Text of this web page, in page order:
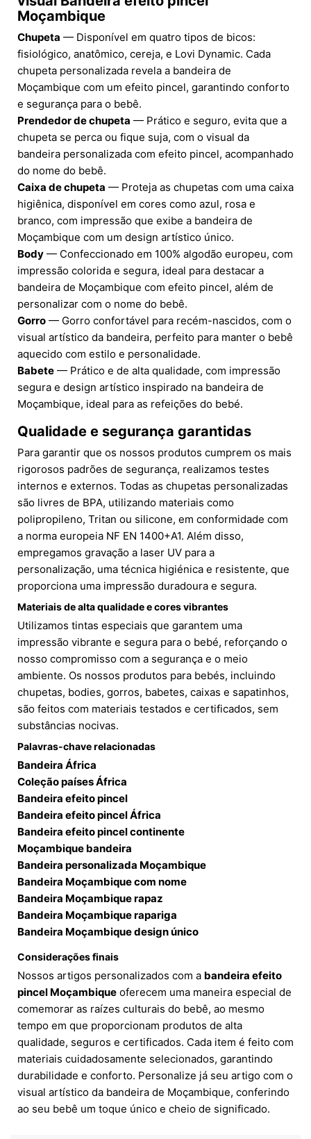
Moçambique
Chupeta — Disponível em quatro tipos de bicos:
fisiológico, anatômico, cereja, e Lovi Dynamic. Cada
chupeta personalizada revela a bandeira de
Moçambique com um efeito pincel, garantindo conforto
e segurança para o bebê.
Prendedor de chupeta — Prático e seguro, evita que a
chupeta se perca ou fique suja, com o visual da
bandeira personalizada com efeito pincel, acompanhado
do nome do bebê.
Caixa de chupeta — Proteja as chupetas com uma caixa
higiênica, disponível em cores como azul, rosa e
branco, com impressão que exibe a bandeira de
Moçambique com um design artístico único.
Body — Confeccionado em 100% algodão europeu, com
impressão colorida e segura, ideal para destacar a
bandeira de Moçambique com efeito pincel, além de
personalizar com o nome do bebê.
Gorro — Gorro confortável para recém-nascidos, com o
visual artístico da bandeira, perfeito para manter o bebê
aquecido com estilo e personalidade.
Babete — Prático e de alta qualidade, com impressão
segura e design artístico inspirado na bandeira de
Moçambique, ideal para as refeições do bebé.
Qualidade e segurança garantidas
Para garantir que os nossos produtos cumprem os mais
rigorosos padrões de segurança, realizamos testes
internos e externos. Todas as chupetas personalizadas
são livres de BPA, utilizando materiais como
polipropileno, Tritan ou silicone, em conformidade com
a norma europeia NF EN 1400+A1. Além disso,
empregamos gravação a laser UV para a
personalização, uma técnica higiénica e resistente, que
proporciona uma impressão duradoura e segura.
Materiais de alta qualidade e cores vibrantes
Utilizamos tintas especiais que garantem uma
impressão vibrante e segura para o bebé, reforçando o
nosso compromisso com a segurança e o meio
ambiente. Os nossos produtos para bebés, incluindo
chupetas, bodies, gorros, babetes, caixas e sapatinhos,
são feitos com materiais testados e certificados, sem
substâncias nocivas.
Palavras-chave relacionadas
Bandeira África
Coleção países África
Bandeira efeito pincel
Bandeira efeito pincel África
Bandeira efeito pincel continente
Moçambique bandeira
Bandeira personalizada Moçambique
Bandeira Moçambique com nome
Bandeira Moçambique rapaz
Bandeira Moçambique rapariga
Bandeira Moçambique design único
Considerações finais
Nossos artigos personalizados com a bandeira efeito
pincel Moçambique oferecem uma maneira especial de
comemorar as raízes culturais do bebê, ao mesmo
tempo em que proporcionam produtos de alta
qualidade, seguros e certificados. Cada item é feito com
materiais cuidadosamente selecionados, garantindo
durabilidade e conforto. Personalize já seu artigo com o
visual artístico da bandeira de Moçambique, conferindo
ao seu bebê um toque único e cheio de significado.